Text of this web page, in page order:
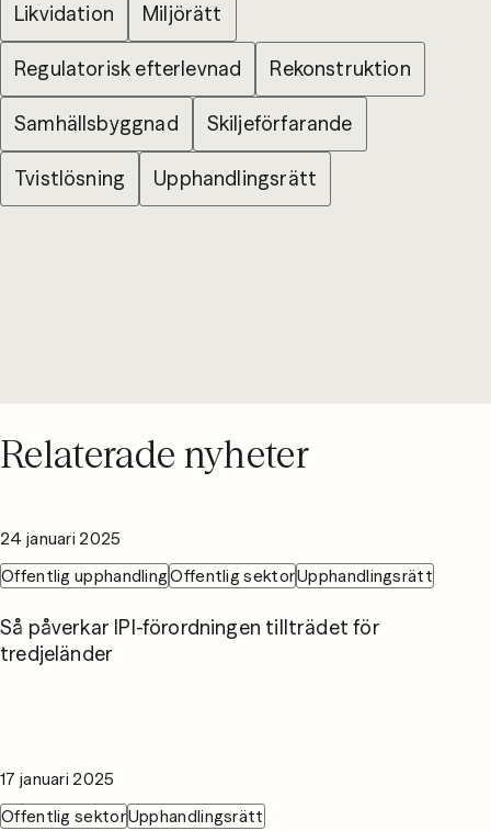
Likvidation Miljörätt
Regulatorisk efterlevnad Rekonstruktion
Samhällsbyggnad Skiljeförfarande
Tvistlösning Upphandlingsrätt
Relaterade nyheter
24 januari 2025
Offentlig upphandlingOffentlig sektorUpphandlingsrätt
Så påverkar IPI-förordningen tillträdet för
tredjeländer
17 januari 2025
Offentlig sektorUpphandlingsrätt